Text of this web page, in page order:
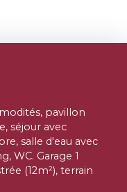
pavillon
séjour avec
salle d'eau avec
WC. Garage 1
(12m²), terrain